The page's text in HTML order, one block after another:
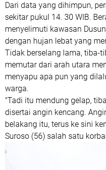
Dari data yang dihimpun,
sekitar pukul 14. 30 WIB.
menyelimuti kawasan
dengan hujan lebat yang
Tidak berselang lama, tiba-
memutar dari arah utara
menyapu apa pun yang
warga.
"Tadi itu mendung gelap,
disertai angin kencang.
belakang itu, terus ke sini
Suroso (56) salah satu